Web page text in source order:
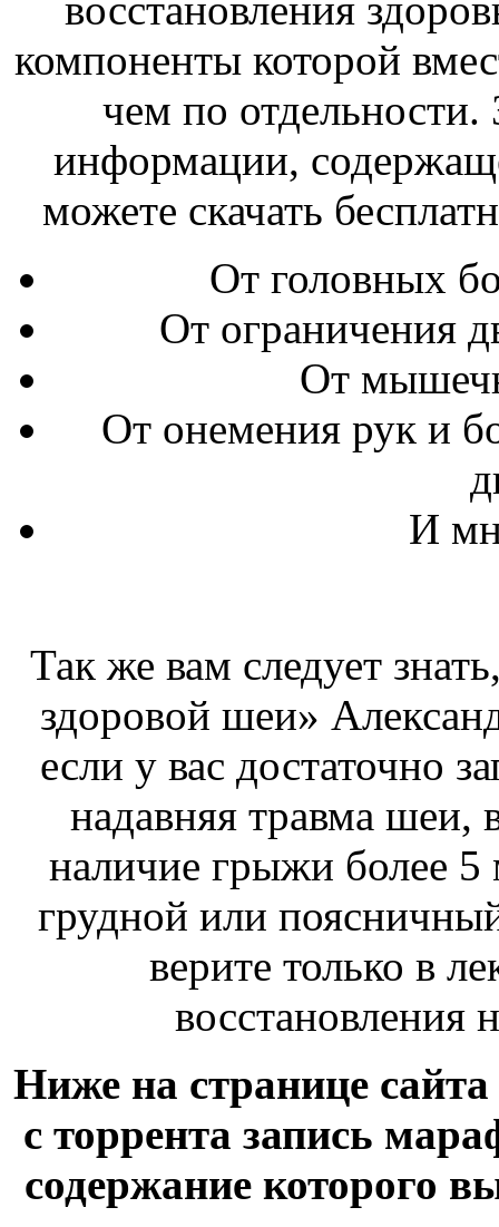
восстановления
компоненты которой
чем по отдельности.
информации,
можете скачать
От головных
От ограничения
От
От онемения рук и
И
Так же вам следует
здоровой шеи»
если у вас достаточно
надавняя травма шеи,
наличие грыжи более
грудной или
верите только в
восстановления
Ниже на странице
с торрента запись
содержание которого